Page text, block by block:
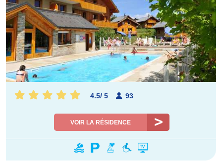
4.5/ 5 93
VOIR LA RÉSIDENCE